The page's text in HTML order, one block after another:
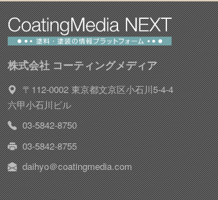
株式会社 コーティングメディア
〒112-0002 東京都文京区小石川5-4-4
六甲小石川ビル
03-5842-8750
03-5842-8755
daihyo＠coatingmedia.com